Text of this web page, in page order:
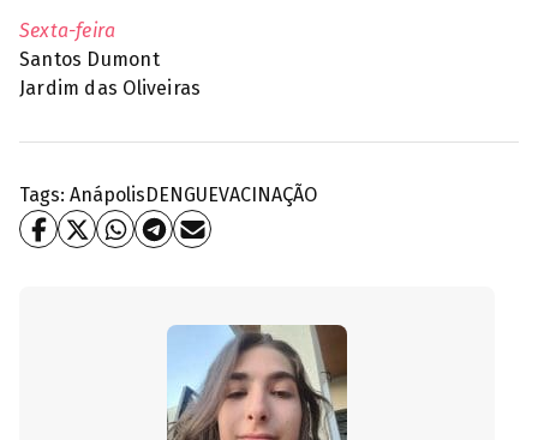
Sexta-feira
Santos Dumont
Jardim das Oliveiras
Tags: Anápolis DENGUEVACINAÇÃO